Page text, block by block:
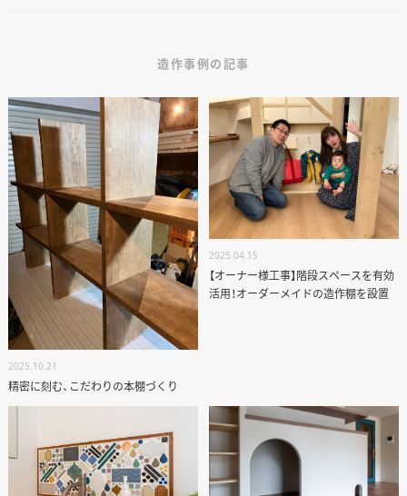
造作事例の記事
2025.10.21
精密に刻む、こだわりの本棚づくり
2025.04.15
【オーナー様工事】階段スペースを有効
活用！オーダーメイドの造作棚を設置